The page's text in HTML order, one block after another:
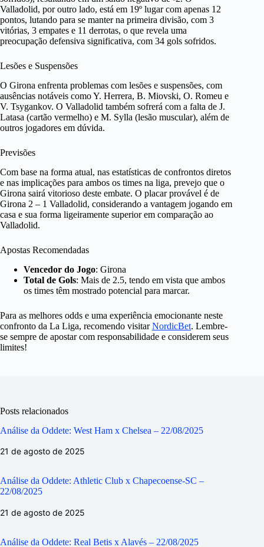
Valladolid, por outro lado, está em 19º lugar com apenas 12
pontos, lutando para se manter na primeira divisão, com 3
vitórias, 3 empates e 11 derrotas, o que revela uma
preocupação defensiva significativa, com 34 gols sofridos.
Lesões e Suspensões
O Girona enfrenta problemas com lesões e suspensões, com
ausências notáveis como Y. Herrera, B. Miovski, O. Romeu e
V. Tsygankov. O Valladolid também sofrerá com a falta de J.
Latasa (cartão vermelho) e M. Sylla (lesão muscular), além de
outros jogadores em dúvida.
Previsões
Com base na forma atual, nas estatísticas de confrontos diretos
e nas implicações para ambos os times na liga, prevejo que o
Girona sairá vitorioso deste embate. O placar provável é de
Girona 2 – 1 Valladolid, considerando a vantagem jogando em
casa e sua forma ligeiramente superior em comparação ao
Valladolid.
Apostas Recomendadas
Vencedor do Jogo: Girona
Total de Gols: Mais de 2.5, tendo em vista que ambos
os times têm mostrado potencial para marcar.
Para as melhores odds e uma experiência emocionante neste
confronto da La Liga, recomendo visitarNordicBet. Lembre-
se sempre de apostar com responsabilidade e considerem seus
limites!
Posts relacionados
Análise da Oddete: West Ham x Chelsea – 22/08/2025
21 de agosto de 2025
Análise da Oddete: Athletic Club x Chapecoense-SC –
22/08/2025
21 de agosto de 2025
Análise da Oddete: Real Betis x Alavés – 22/08/2025